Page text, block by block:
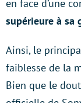
en face d’une
supérieure à sa
Ainsi, le
faiblesse de la
Bien que le